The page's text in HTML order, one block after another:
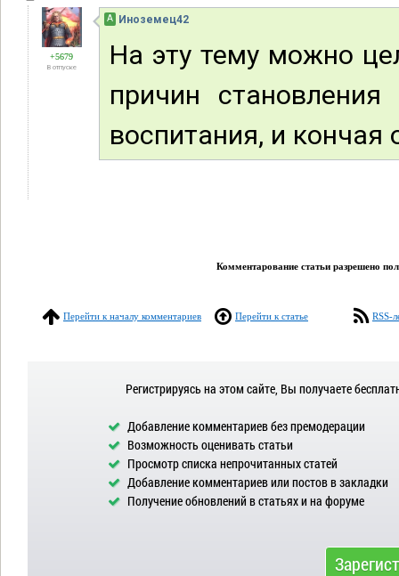
+5679
В отпуске
А Иноземец42
На эту тему можно
причин
воспитания, и
Комментарование статьи разрешено
Перейти к началу комментариев Перейти к статье RSS-
Регистрируясь на этом сайте, Вы получаете
Добавление комментариев без премодерации
Возможность оценивать статьи
Просмотр списка непрочитанных статей
Добавление комментариев или постов в закладки
Получение обновлений в статьях и на форуме